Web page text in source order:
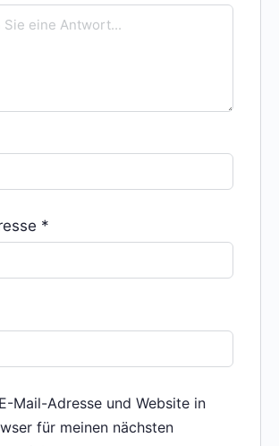
*
Mail-Adresse und Website in
für meinen nächsten